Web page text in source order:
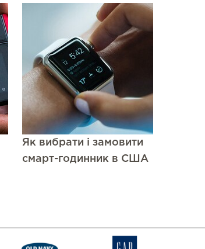
Як вибрати і замовити
смарт-годинник в США